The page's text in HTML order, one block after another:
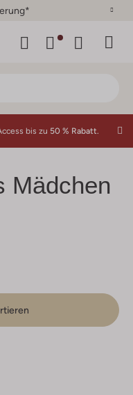
bis zu 50 % Rabatt.
Mädchen